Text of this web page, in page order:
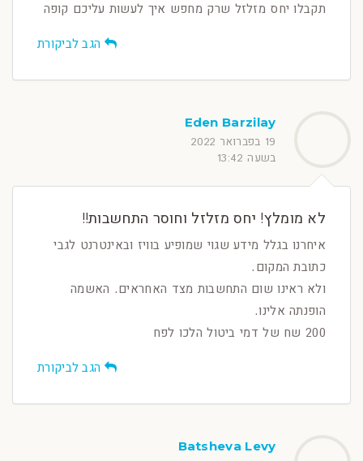
תקבלו יחס מזלזל שרק מחפש איך לעשות עליכם קופה
הגב לביקורת
Eden Barzilay
19 בפברואר 2022
בשעה 13:42
לא מומלץ! יחס מזלזל וחוסר התחשבות!!
איחרנו בגלל מידע שגוי שמופיע בוויז ובאינטרנט לגבי
כתובת המקום.
ולא ראינו שום התחשבות מצד האחראים. האשמה
הופנתה אלינו.
200 שח של דמי ביטול הלכו לפח
הגב לביקורת
Batsheva Levy